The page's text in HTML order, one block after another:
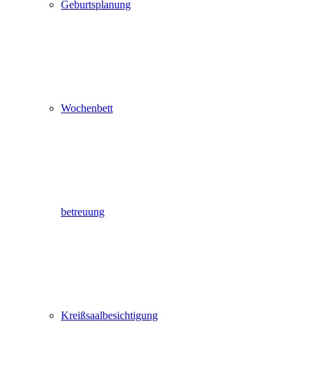
Geburtsplanung
Wochenbett
betreuung
Kreißsaalbesichtigung